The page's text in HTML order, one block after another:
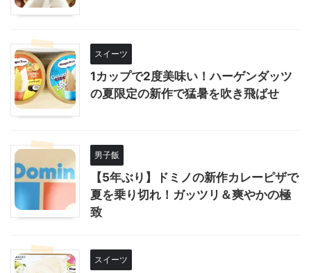
スイーツ
1カップで2度美味い！ハーゲンダッツ
の夏限定の新作で猛暑を吹き飛ばせ
男子飯
【5年ぶり】ドミノの新作カレーピザで
夏を乗り切れ！ガッツリ＆爽やかの極
致
スイーツ